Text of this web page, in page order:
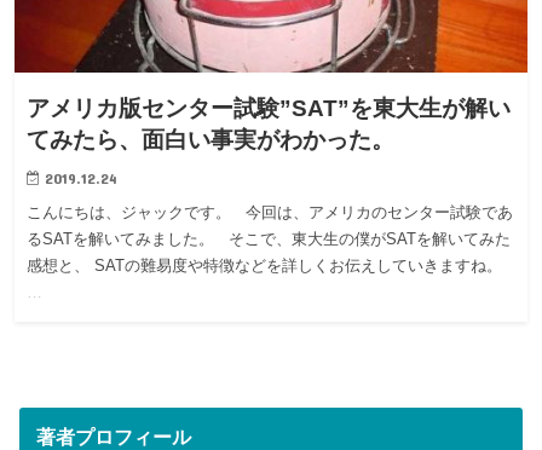
アメリカ版センター試験”SAT”を東大生が解い
てみたら、面白い事実がわかった。
2019.12.24
こんにちは、ジャックです。 今回は、アメリカのセンター試験であ
るSATを解いてみました。 そこで、東大生の僕がSATを解いてみた
感想と、 SATの難易度や特徴などを詳しくお伝えしていきますね。
著者プロフィール